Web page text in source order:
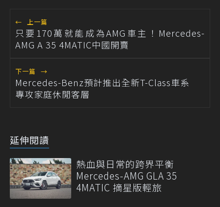
← 上一篇
只要170萬就能成為AMG車主！Mercedes-
AMG A 35 4MATIC中國開賣
下一篇 →
Mercedes-Benz預計推出全新T-Class車系
專攻家庭休閒客層
延伸閱讀
熱血與日常的跨界平衡
Mercedes-AMG GLA 35
4MATIC 摘星版輕旅